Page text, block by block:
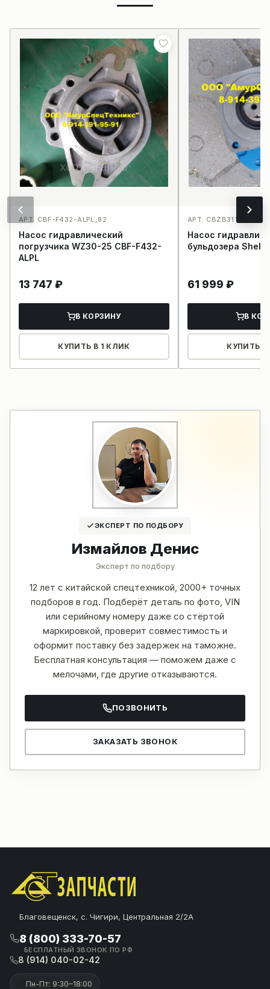
АРТ: CBF-F432-ALPL_82
Насос гидравлический
погрузчика WZ30-25 CBF-F432-
ALPL
13 747 ₽
В КОРЗИНУ
КУПИТЬ В 1 КЛИК
АРТ: CBZB3110_66
Насос
бульдозера
61 999 ₽
В
КУПИТЬ В
ЭКСПЕРТ ПО ПОДБОРУ
Измайлов Денис
Эксперт по подбору
12 лет с китайской спецтехникой, 2000+ точных
подборов в год. Подберёт деталь по фото, VIN
или серийному номеру даже со стёртой
маркировкой, проверит совместимость и
оформит поставку без задержек на таможне.
Бесплатная консультация — поможем даже с
мелочами, где другие отказываются.
ПОЗВОНИТЬ
ЗАКАЗАТЬ ЗВОНОК
Благовещенск, с. Чигири, Центральная 2/2А
8 (800) 333-70-57
БЕСПЛАТНЫЙ ЗВОНОК ПО РФ
8 (914) 040-02-42
Пн-Пт: 9:30–18:00